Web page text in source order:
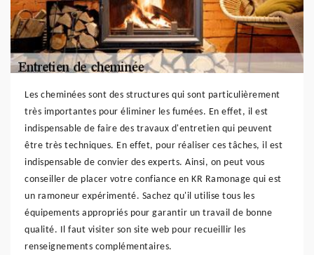
Les cheminées sont des structures qui sont particulièrement
très importantes pour éliminer les fumées. En effet, il est
indispensable de faire des travaux d'entretien qui peuvent
être très techniques. En effet, pour réaliser ces tâches, il est
indispensable de convier des experts. Ainsi, on peut vous
conseiller de placer votre confiance en KR Ramonage qui est
un ramoneur expérimenté. Sachez qu'il utilise tous les
équipements appropriés pour garantir un travail de bonne
qualité. Il faut visiter son site web pour recueillir les
renseignements complémentaires.